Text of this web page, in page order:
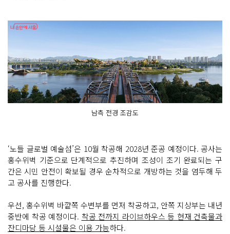
남측 전경 조감도
‘노들 글로벌 예술섬’은 10월 착공해 2028년 준공 예정이다. 공사는
홍수위벽 기준으로 단계적으로 추진하며 조성이 조기 완료되는 구
간은 시민 안전이 확보될 경우 순차적으로 개방하는 것을 염두해 두
고 공사를 진행한다.
우선, 홍수위벽 바깥쪽 수변부를 먼저 착공하고, 안쪽 지상부는 내년
중반에 착공 예정이다. 착공 전까지 라이브하우스 등 현재 건축물과
잔디마당 등 시설물은 이용 가능하다.